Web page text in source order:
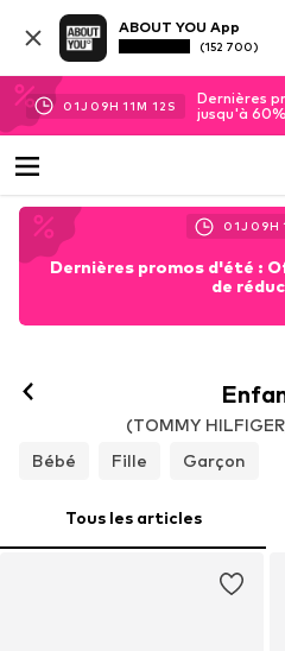
ABOUT YOU App
(152 700)
01J 09H 11M 10 S
Dernières
jusqu'à
01J 09H
Dernières promos d'été :
de
(TOMMY
Bébé
Fille Garçon
Tous les articles